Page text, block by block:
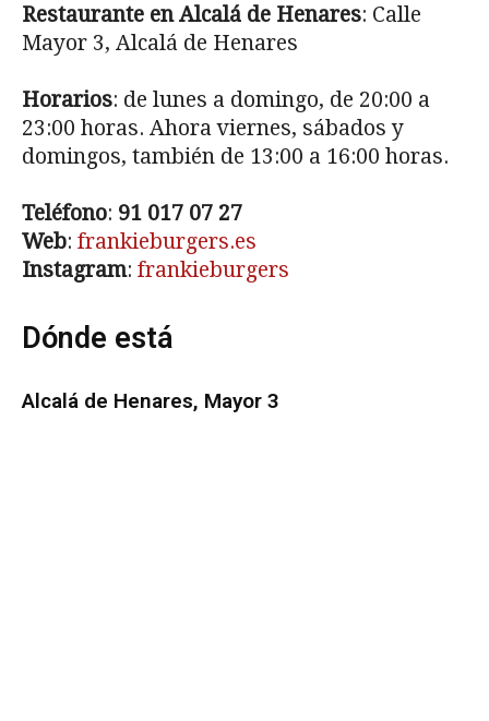
Restaurante en Alcalá de Henares: Calle
Mayor 3, Alcalá de Henares
Horarios: de lunes a domingo, de 20:00 a
23:00 horas. Ahora viernes, sábados y
domingos, también de 13:00 a 16:00 horas.
Teléfono: 91 017 07 27
Web: frankieburgers.es
Instagram: frankieburgers
Dónde está
Alcalá de Henares, Mayor 3